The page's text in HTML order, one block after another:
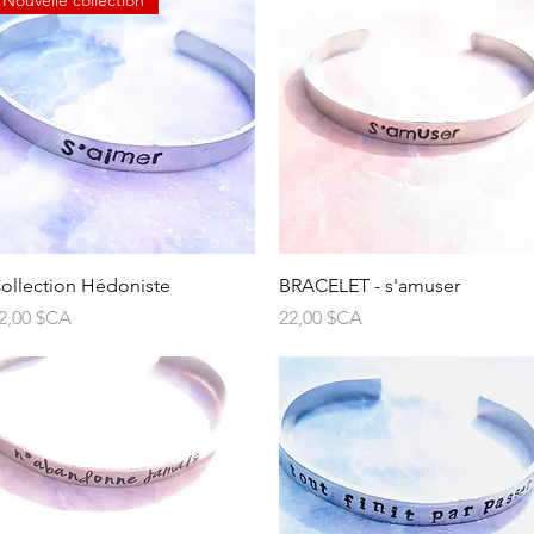
Aperçu rapide
Hédoniste
$CA
Aperçu rapide
BRACELET - s'amuser
Prix
22,00 $CA